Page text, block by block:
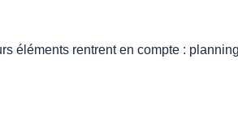
éléments rentrent en compte :